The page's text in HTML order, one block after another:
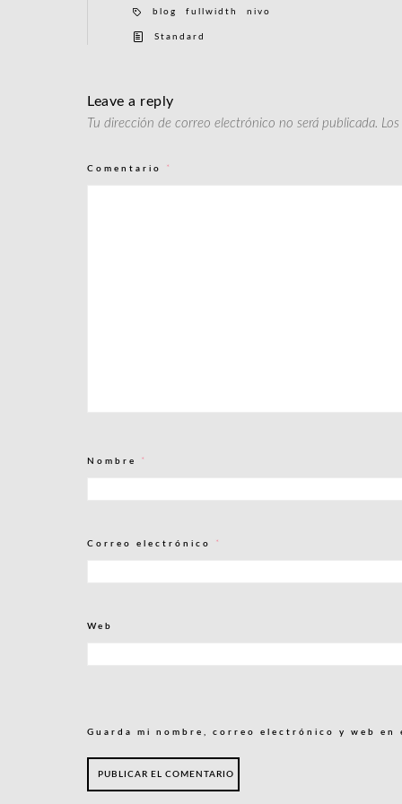
blog fullwidth nivo
Standard
Leave a reply
Tu dirección de correo electrónico no será publicada.
Comentario *
Nombre *
Correo electrónico *
Web
Guarda mi nombre, correo electrónico y web en